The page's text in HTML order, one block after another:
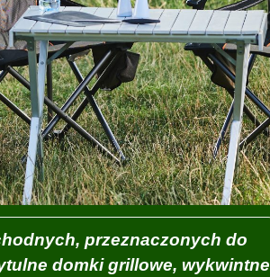
przeznaczonych do
domki grillowe, wykwintne